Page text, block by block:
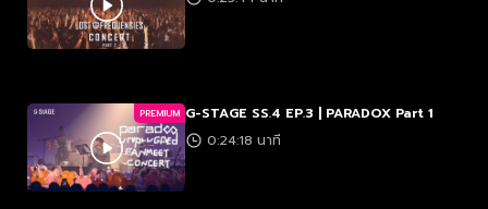
PREMIUM G-STAGE SS.4 EP.3 | PARADOX Part 1
0:24:18 นาที